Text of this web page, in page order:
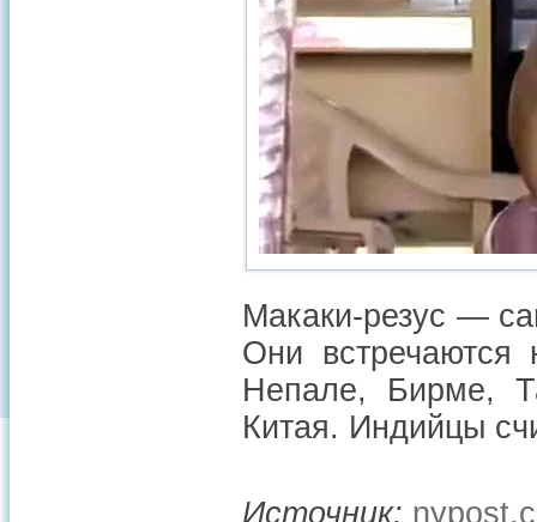
Макаки-резус —
Они
Непале, Бирме,
Китая. Индийцы
Источник: